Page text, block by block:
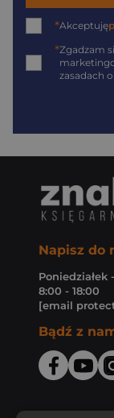
*Akceptuję
*Zgadzam
zasadach
Napisz do
Poniedziałek
8:00 - 18:00
[email
Bądź z